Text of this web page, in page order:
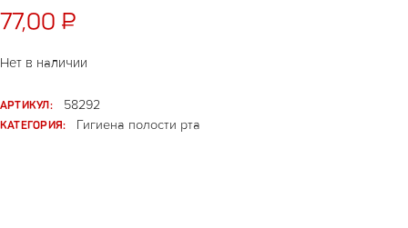
77,00 ₽
Нет в наличии
АРТИКУЛ:
58292
КАТЕГОРИЯ:
Гигиена полости рта